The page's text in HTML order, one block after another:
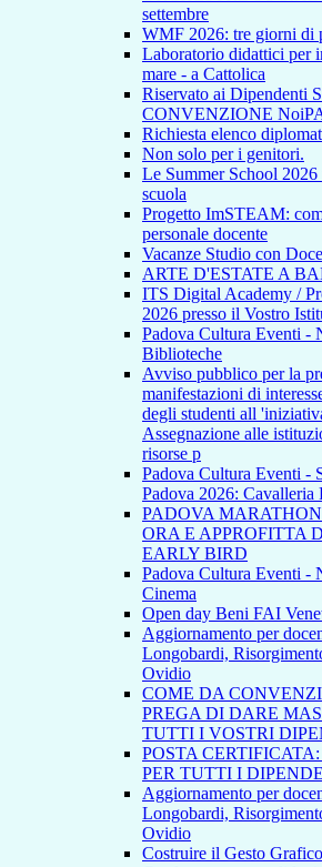
settembre
WMF 2026: tre giorni di
Laboratorio didattici per
mare - a Cattolica
Riservato ai Dipendenti
CONVENZIONE
Richiesta elenco
Non solo per i genitori.
Le Summer School
scuola
Progetto ImSTEAM:
personale docente
Vacanze Studio con
ARTE D'ESTATE A
ITS Digital Academy /
2026 presso il Vostro
Padova Cultura Eventi -
Biblioteche
Avviso pubblico per la
manifestazioni di
degli studenti all
Assegnazione alle
risorse p
Padova Cultura Eventi -
Padova 2026: Cavalleria
PADOVA
ORA E APPROFITTA
EARLY BIRD
Padova Cultura Eventi -
Cinema
Open day Beni FAI
Aggiornamento per
Longobardi,
Ovidio
COME DA
PREGA DI DARE
TUTTI I VOSTRI
POSTA
PER TUTTI I
Aggiornamento per
Longobardi,
Ovidio
Costruire il Gesto